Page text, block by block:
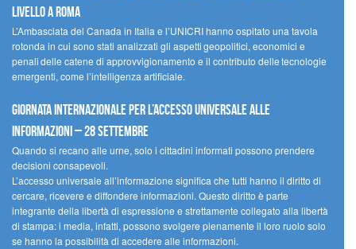
livello a Roma
L’Ambasciata del Canada in Italia e l’UNICRI hanno ospitato una tavola
rotonda in cui sono stati analizzati gli aspetti geopolitici, economici e
penali delle catene di approvvigionamento e il contributo delle tecnologie
emergenti, come l’intelligenza artificiale.
Giornata internazionale per l’accesso universale alle
informazioni – 28 settembre
Quando si recano alle urne, solo i cittadini informati possono prendere
decisioni consapevoli.
L’accesso universale all’informazione significa che tutti hanno il diritto di
cercare, ricevere e diffondere informazioni. Questo diritto è parte
integrante della libertà di espressione e strettamente collegato alla libertà
di stampa: i media, infatti, possono svolgere pienamente il loro ruolo solo
se hanno la possibilità di accedere alle informazioni.